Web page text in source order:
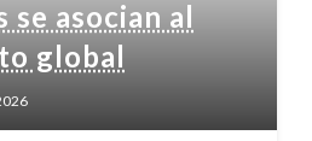
se asocian al
global